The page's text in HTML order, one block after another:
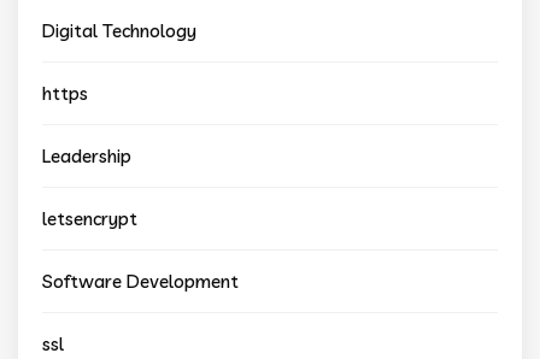
Digital Technology
https
Leadership
letsencrypt
Software Development
ssl